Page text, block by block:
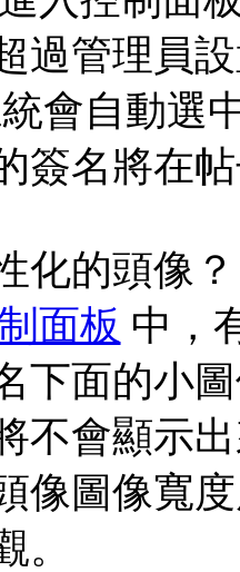
過管理員
會自動選
簽名將在
化的頭像？
面板 中，
下面的小
不會顯示
像圖像寬
。